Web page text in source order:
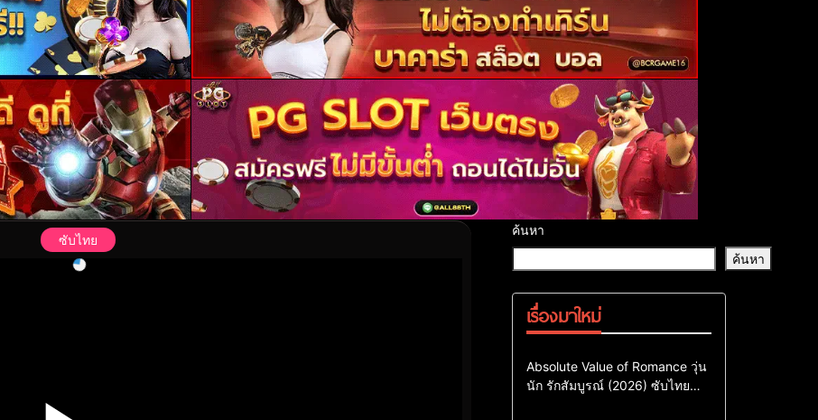
ซับไทย
ค้นหา
ค้นหา
เรื่องมาใหม่
Comedy Drama
ซีรี่ย์เกาหลี
ซีรี่ย์เกาหลีซับไทย
Absolute Value of Romance วุ่น
นัก รักสัมบูรณ์ (2026) ซับไทย